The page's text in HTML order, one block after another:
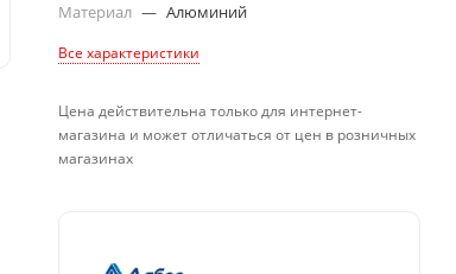
Материал — Алюминий
Все характеристики
Цена действительна только для интернет-
магазина и может отличаться от цен в розничных
магазинах